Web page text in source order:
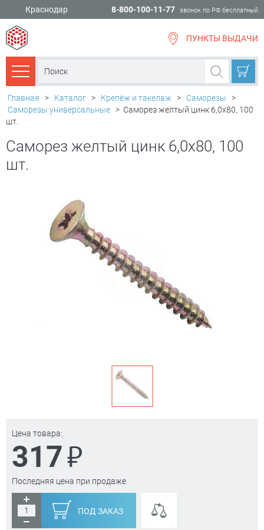
Краснодар 8-800-100-11-77 звонок по РФ бесплатный
ПУНКТЫ ВЫДАЧИ
Каталог товаров
Главная > Каталог > Крепёж и такелаж > Саморезы
>
Саморезы универсальные > Саморез желтый цинк 6,0х80, 100
шт.
Саморез желтый цинк 6,0х80, 100
шт.
Цена товара:
317₽
Последняя цена при продаже
ПОД ЗАКАЗ